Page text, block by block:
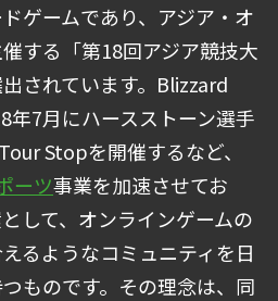
ゲームであり、アジア・オ
する「第18回アジア競技大
されています。Blizzard
7月にハースストーン選手
Stopを開催するなど、
ーツ事業を加速させてお
して、オンラインゲームの
るようなコミュニティを日
ものです。その理念は、同